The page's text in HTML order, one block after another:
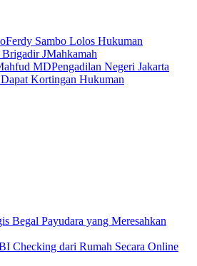
Ferdy Sambo Lolos Hukuman
Brigadir JMahkamah
MDPengadilan Negeri Jakarta
Kortingan Hukuman
Begal Payudara yang Meresahkan
Checking dari Rumah Secara Online